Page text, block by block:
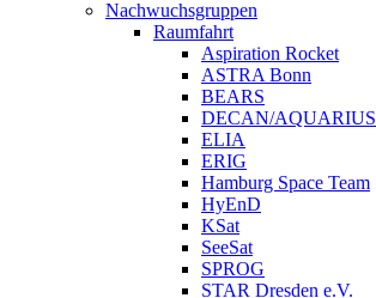
Nachwuchsgruppen
Raumfahrt
Aspiration Rocket
ASTRA Bonn
BEARS
DECAN/AQUARIUS
ELIA
ERIG
Hamburg Space Team
HyEnD
KSat
SeeSat
SPROG
STAR Dresden e.V.